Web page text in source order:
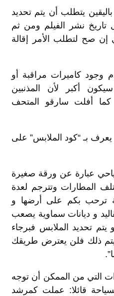
يتطلب أن يتم تحديد
تاريخ نشر الفيلم ومن ثم
إن صح لتطلب الأمر إقالة
وجود كاميرات مراقبة أو
أكبر لأن المذنبين
كما أفلت سارقو المتحف
بـ “كود الملابس” على
عبارة عن ورقة صغيرة
المطارات وتترجم لعدة
ترحب بكم على أرضها و
و ديانات سماوية يصعب
يتم تحديد الملابس فبرجاء
يتم ذلك فلن يعترض طريقك
التي من الممكن أن توجه
قائلا: عملت كمرشد